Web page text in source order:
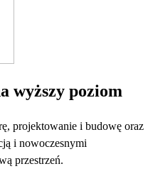
wyższy poziom
projektowanie i budowę oraz
i nowoczesnymi
przestrzeń.